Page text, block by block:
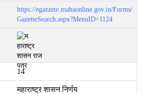
https://egazzete.mahaonline.gov.in/Forms/
GazetteSearch.aspx?MenuID=1124
14
महाराष्ट्र शासन निर्णय